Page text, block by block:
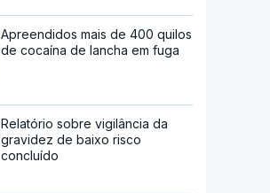
Apreendidos mais de 400 quilos
de cocaína de lancha em fuga
Relatório sobre vigilância da
gravidez de baixo risco
concluído